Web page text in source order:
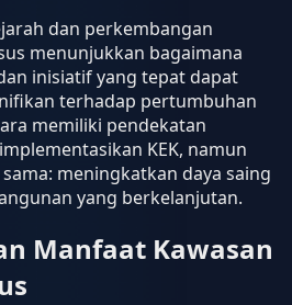
dan perkembangan
menunjukkan bagaimana
inisiatif yang tepat dapat
terhadap pertumbuhan
memiliki pendekatan
KEK, namun
meningkatkan daya saing
yang berkelanjutan.
Manfaat Kawasan